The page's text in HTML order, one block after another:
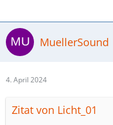
MuellerSound
4. April 2024
Zitat von Licht_01